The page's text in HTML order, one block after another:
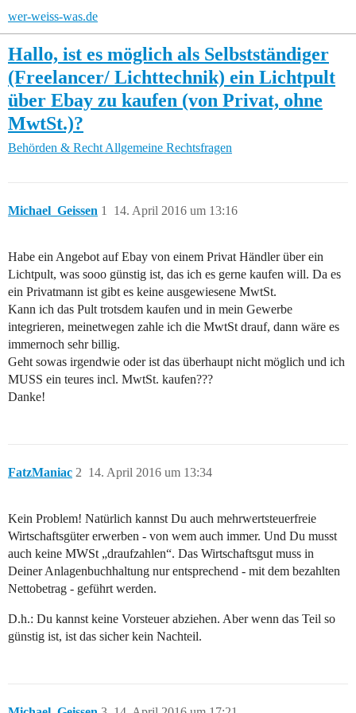
wer-weiss-was.de
Hallo, ist es möglich als Selbstständiger
(Freelancer/ Lichttechnik) ein Lichtpult
über Ebay zu kaufen (von Privat, ohne
MwtSt.)?
Behörden & Recht Allgemeine Rechtsfragen
Michael_Geissen 14. April 2016 um 13:16
1
Habe ein Angebot auf Ebay von einem Privat Händler über ein
Lichtpult, was sooo günstig ist, das ich es gerne kaufen will. Da es
ein Privatmann ist gibt es keine ausgewiesene MwtSt.
Kann ich das Pult trotsdem kaufen und in mein Gewerbe
integrieren, meinetwegen zahle ich die MwtSt drauf, dann wäre es
immernoch sehr billig.
Geht sowas irgendwie oder ist das überhaupt nicht möglich und ich
MUSS ein teures incl. MwtSt. kaufen???
Danke!
FatzManiac 14. April 2016 um 13:34
2
Kein Problem! Natürlich kannst Du auch mehrwertsteuerfreie
Wirtschaftsgüter erwerben - von wem auch immer. Und Du musst
auch keine MWSt „draufzahlen“. Das Wirtschaftsgut muss in
Deiner Anlagenbuchhaltung nur entsprechend - mit dem bezahlten
Nettobetrag - geführt werden.
D.h.: Du kannst keine Vorsteuer abziehen. Aber wenn das Teil so
günstig ist, ist das sicher kein Nachteil.